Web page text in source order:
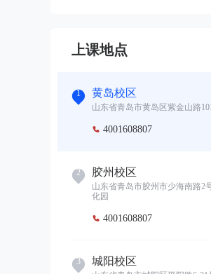
上课地点
1 黄岛校区
山东省青岛市黄岛区紫金山路
 4001608807
2 胶州校区
山东省青岛市胶州市少海南路2
化园
 4001608807
3 城阳校区